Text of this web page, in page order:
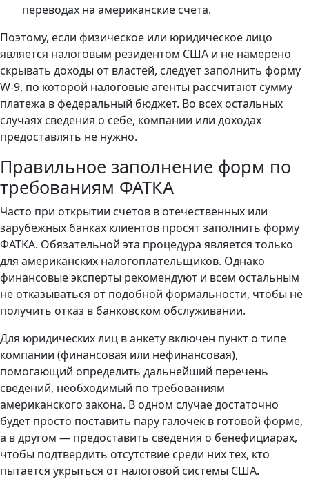
переводах на американские счета.
Поэтому, если физическое или юридическое лицо
является налоговым резидентом США и не намерено
скрывать доходы от властей, следует заполнить форму
W-9, по которой налоговые агенты рассчитают сумму
платежа в федеральный бюджет. Во всех остальных
случаях сведения о себе, компании или доходах
предоставлять не нужно.
Правильное заполнение форм по
требованиям ФАТКА
Часто при открытии счетов в отечественных или
зарубежных банках клиентов просят заполнить форму
ФАТКА. Обязательной эта процедура является только
для американских налогоплательщиков. Однако
финансовые эксперты рекомендуют и всем остальным
не отказываться от подобной формальности, чтобы не
получить отказ в банковском обслуживании.
Для юридических лиц в анкету включен пункт о типе
компании (финансовая или нефинансовая),
помогающий определить дальнейший перечень
сведений, необходимый по требованиям
американского закона. В одном случае достаточно
будет просто поставить пару галочек в готовой форме,
а в другом — предоставить сведения о бенефициарах,
чтобы подтвердить отсутствие среди них тех, кто
пытается укрыться от налоговой системы США.